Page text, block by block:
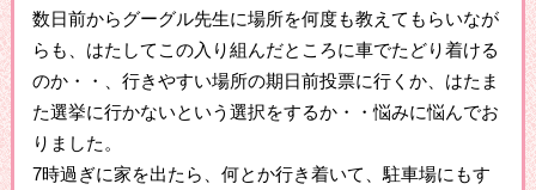
数日前からグーグル先生に場所を何度も教えてもらいなが
らも、はたしてこの入り組んだところに車でたどり着ける
のか・・、行きやすい場所の期日前投票に行くか、はたま
た選挙に行かないという選択をするか・・悩みに悩んでお
りました。
7時過ぎに家を出たら、何とか行き着いて、駐車場にもす